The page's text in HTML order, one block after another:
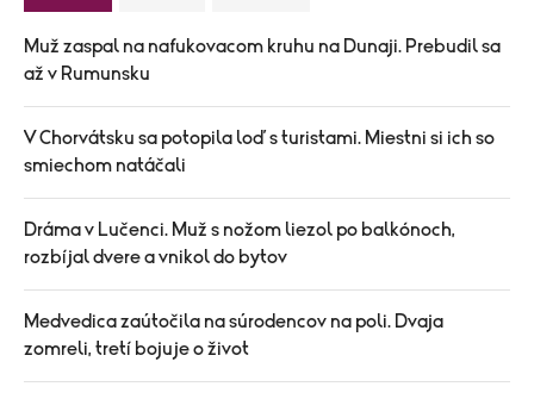
Muž zaspal na nafukovacom kruhu na Dunaji. Prebudil sa
až v Rumunsku
V Chorvátsku sa potopila loď s turistami. Miestni si ich so
smiechom natáčali
Dráma v Lučenci. Muž s nožom liezol po balkónoch,
rozbíjal dvere a vnikol do bytov
Medvedica zaútočila na súrodencov na poli. Dvaja
zomreli, tretí bojuje o život